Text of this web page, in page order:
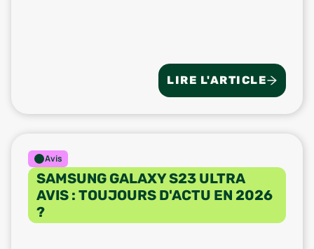
LIRE L'ARTICLE
Avis
SAMSUNG GALAXY S23 ULTRA
AVIS : TOUJOURS D'ACTU EN 2026
?